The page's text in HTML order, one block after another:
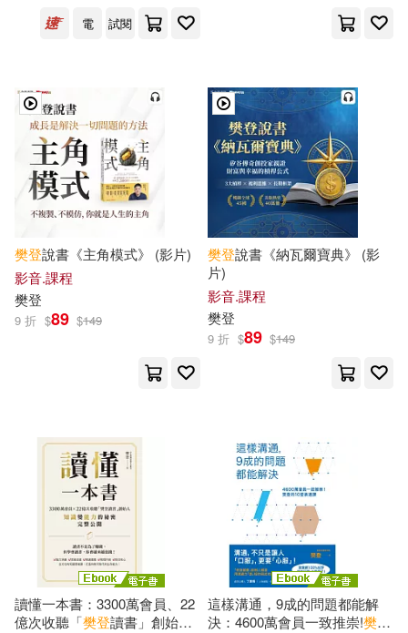
電
試閱
樊登說書《主角模式》 (影片)
影音.課程
樊登
9 折 $89 $149
樊登說書《納瓦爾寶典》 (影
片)
影音.課程
樊登
9 折 $89 $149
讀懂一本書：3300萬會員、22
億次收聽「樊登讀書」創始人
這樣溝通，9成的問題都能解
決：4600萬會員一致推崇!樊登